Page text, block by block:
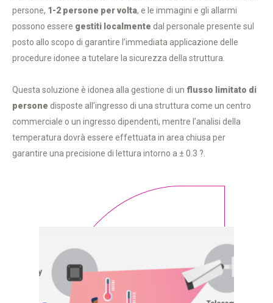
persone, 1-2 persone per volta, e le immagini e gli allarmi
possono essere gestiti localmente dal personale presente sul
posto allo scopo di garantire l’immediata applicazione delle
procedure idonee a tutelare la sicurezza della struttura.
Questa soluzione è idonea alla gestione di un flusso limitato di
persone disposte all’ingresso di una struttura come un centro
commerciale o un ingresso dipendenti, mentre l’analisi della
temperatura dovrà essere effettuata in area chiusa per
garantire una precisione di lettura intorno a ± 0.3 ?.